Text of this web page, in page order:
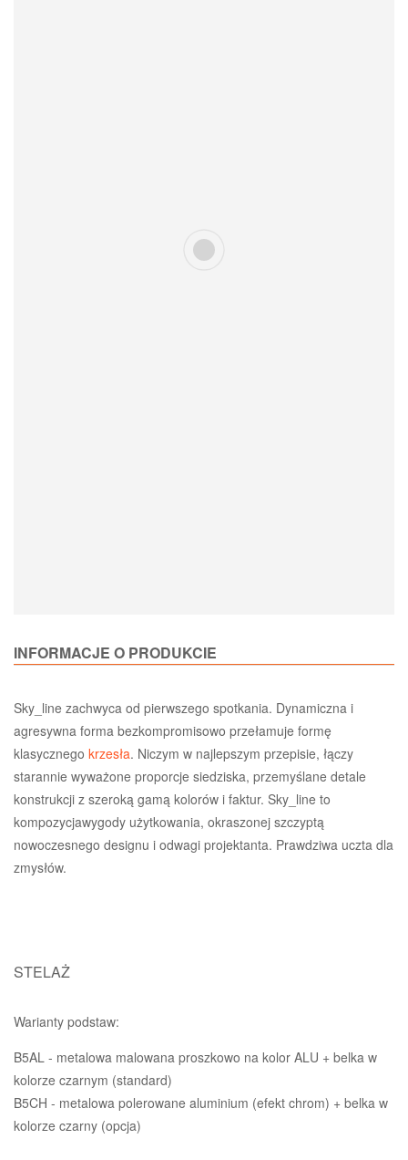
INFORMACJE O PRODUKCIE
Sky_line zachwyca od pierwszego spotkania. Dynamiczna i
agresywna forma bezkompromisowo przełamuje formę
klasycznego krzesła. Niczym w najlepszym przepisie, łączy
starannie wyważone proporcje siedziska, przemyślane detale
konstrukcji z szeroką gamą kolorów i faktur. Sky_line to
kompozycjawygody użytkowania, okraszonej szczyptą
nowoczesnego designu i odwagi projektanta. Prawdziwa uczta dla
zmysłów.
STELAŻ
Warianty podstaw:
B5AL - metalowa malowana proszkowo na kolor ALU + belka w
kolorze czarnym (standard)
B5CH - metalowa polerowane aluminium (efekt chrom) + belka w
kolorze czarny (opcja)